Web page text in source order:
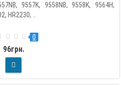
9557K, 9558NB, 9558K, 9564H,
HR2230, ..
0
96грн.